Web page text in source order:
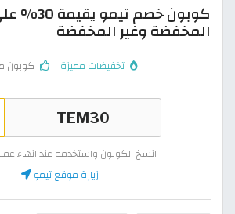
كوبون خصم
المخفضة وغير المخفضة
تخفيضات مميزة كوبون
انسخ الكوبون واستخدمه عند انهاء
زيارة موقع تيمو